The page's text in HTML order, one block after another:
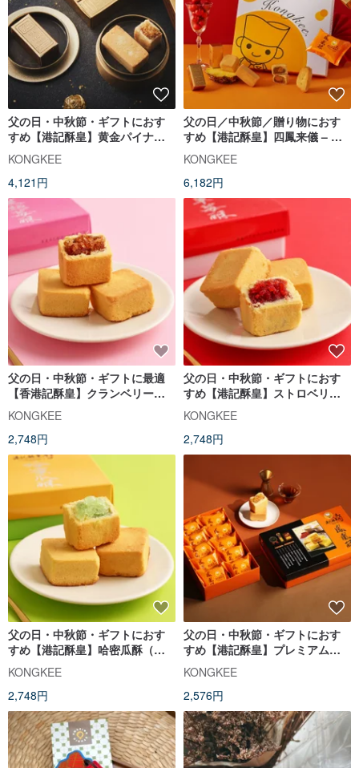
父の日・中秋節・ギフトにおす
すめ【港記酥皇】黄金パイナッ
プルケーキ 9 個入りギフトボッ
クス
KONGKEE
4,121円
父の日／中秋節／贈り物におす
すめ【港記酥皇】四鳳来儀 – パ
イナップルケーキ詰め合わせギ
フトボックス
KONGKEE
6,182円
父の日・中秋節・ギフトに最適
【香港記酥皇】クランベリーケ
ーキ 8 個入りギフトセット
KONGKEE
2,748円
父の日・中秋節・ギフトにおす
すめ【港記酥皇】ストロベリー
ケーキ 8 個入りギフトボックス
KONGKEE
2,748円
父の日・中秋節・ギフトにおす
すめ【港記酥皇】哈密瓜酥（メ
ロンケーキ）8 個入りギフトボッ
クス
KONGKEE
2,748円
父の日・中秋節・ギフトにおす
すめ【港記酥皇】プレミアム鳳
凰酥 10 個入りギフトボックス
KONGKEE
2,576円